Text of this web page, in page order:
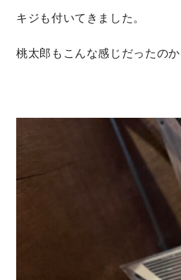
キジも付いてきました。
桃太郎もこんな感じだったのか